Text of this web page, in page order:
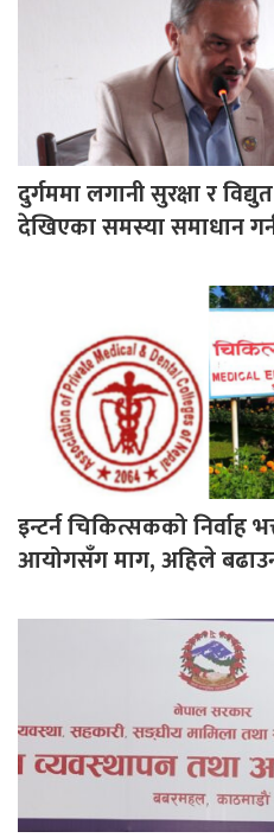
दुर्गममा लगानी सुरक्षा र
देखिएका समस्या समाधान
इन्टर्न चिकित्सकको निर्वाह
आयोगसँग माग, अहिले